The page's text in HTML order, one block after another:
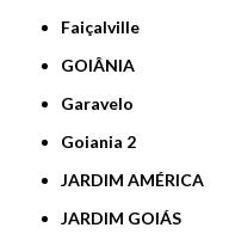
Faiçalville
GOIÂNIA
Garavelo
Goiania 2
JARDIM AMÉRICA
JARDIM GOIÁS